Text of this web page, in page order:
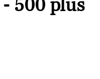
500 plus